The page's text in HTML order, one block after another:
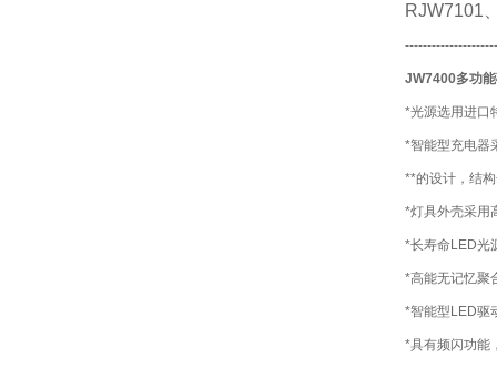
RJW7101
JW7400多功
*光源选用进口
*智能型充电器
**的设计，结
*灯具外壳采用
*长寿命LED光
*高能无记忆聚
*智能型LED驱
*具有频闪功能